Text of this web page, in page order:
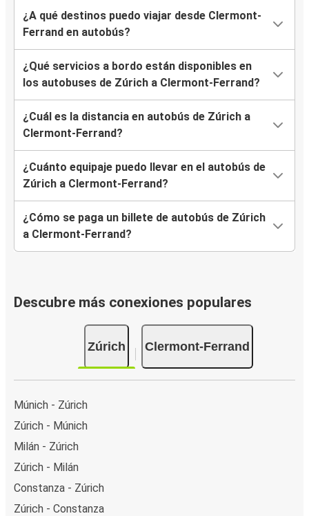
¿A qué destinos puedo viajar desde Clermont-
Ferrand en autobús?
¿Qué servicios a bordo están disponibles en
los autobuses de Zúrich a Clermont-Ferrand?
¿Cuál es la distancia en autobús de Zúrich a
Clermont-Ferrand?
¿Cuánto equipaje puedo llevar en el autobús de
Zúrich a Clermont-Ferrand?
¿Cómo se paga un billete de autobús de Zúrich
a Clermont-Ferrand?
Descubre más conexiones populares
Zúrich Clermont-Ferrand
Múnich - Zúrich
Zúrich - Múnich
Milán - Zúrich
Zúrich - Milán
Constanza - Zúrich
Zúrich - Constanza